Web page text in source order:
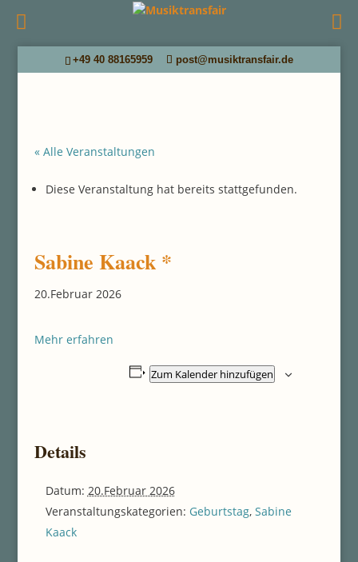
+49 40 88165959 post@musiktransfair.de
« Alle Veranstaltungen
Diese Veranstaltung hat bereits stattgefunden.
Sabine Kaack *
20.Februar 2026
Mehr erfahren
Zum Kalender hinzufügen
Details
Datum: 20.Februar 2026
Veranstaltungskategorien: Geburtstag, Sabine
Kaack